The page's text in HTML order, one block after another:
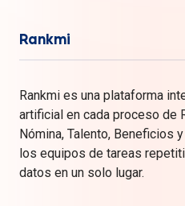
Rankmi
Rankmi es una plataforma
artificial en cada proceso de
Nómina, Talento, Beneficios
los equipos de tareas
datos en un solo lugar.